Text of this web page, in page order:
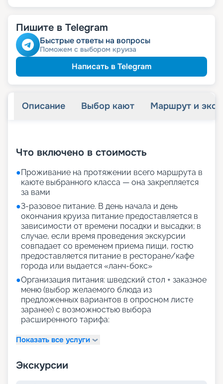
Пишите в Telegram
Быстрые ответы на вопросы
Поможем с выбором круиза
Написать в Telegram
Описание Выбор кают Маршрут и
Что включено в стоимость
●Проживание на протяжении всего маршрута в
каюте выбранного класса — она закрепляется
за вами
●3-разовое питание. В день начала и день
окончания круиза питание предоставляется в
зависимости от времени посадки и высадки; в
случае, если время проведения экскурсии
совпадает со временем приема пищи, гостю
предоставляется питание в ресторане/кафе
города или выдается «ланч-бокс»
●Организация питания: шведский стол + заказное
меню (выбор желаемого блюда из
предложенных вариантов в опросном листе
заранее) с возможностью выбора
расширенного тарифа:
Показать все услуги
Экскурсии